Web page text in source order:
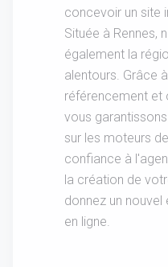
concevoir un site
Située à Rennes,
également la
alentours. Grâce
référencement et
vous
sur les moteurs
confiance à
la création de
donnez un
en ligne.